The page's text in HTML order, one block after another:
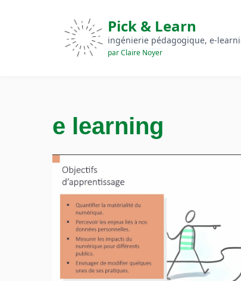
Pick & Learn
ingénierie pédagogique,
par Claire Noyer
e learning